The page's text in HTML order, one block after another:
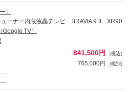
）
ーナー内蔵液晶テレビ BRAVIA 9 II XR90
TV）
841,500円 (税込)
765,000円 (税別)